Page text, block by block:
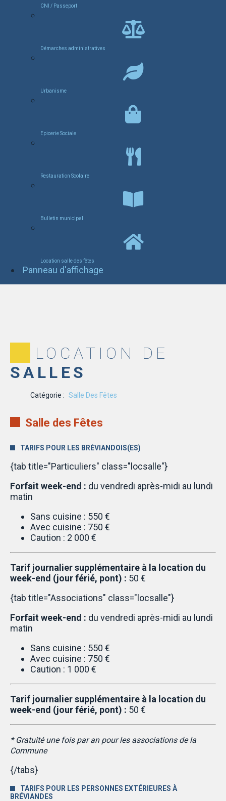
CNI / Passeport
Démarches administratives
Urbanisme
Epicerie Sociale
Restauration Scolaire
Bulletin municipal
Location salle des fêtes
Panneau d'affichage
LOCATION DE
SALLES
Catégorie : Salle Des Fêtes
Salle des Fêtes
TARIFS POUR LES BRÉVIANDOIS(ES)
{tab title="Particuliers" class="locsalle"}
Forfait week-end : du vendredi après-midi au lundi
matin
Sans cuisine : 550 €
Avec cuisine : 750 €
Caution : 2 000 €
Tarif journalier supplémentaire à la location du
week-end (jour férié, pont) : 50 €
{tab title="Associations" class="locsalle"}
Forfait week-end : du vendredi après-midi au lundi
matin
Sans cuisine : 550 €
Avec cuisine : 750 €
Caution : 1 000 €
Tarif journalier supplémentaire à la location du
week-end (jour férié, pont) : 50 €
* Gratuité une fois par an pour les associations de la
Commune
{/tabs}
TARIFS POUR LES PERSONNES EXTÉRIEURES À
BRÉVIANDES